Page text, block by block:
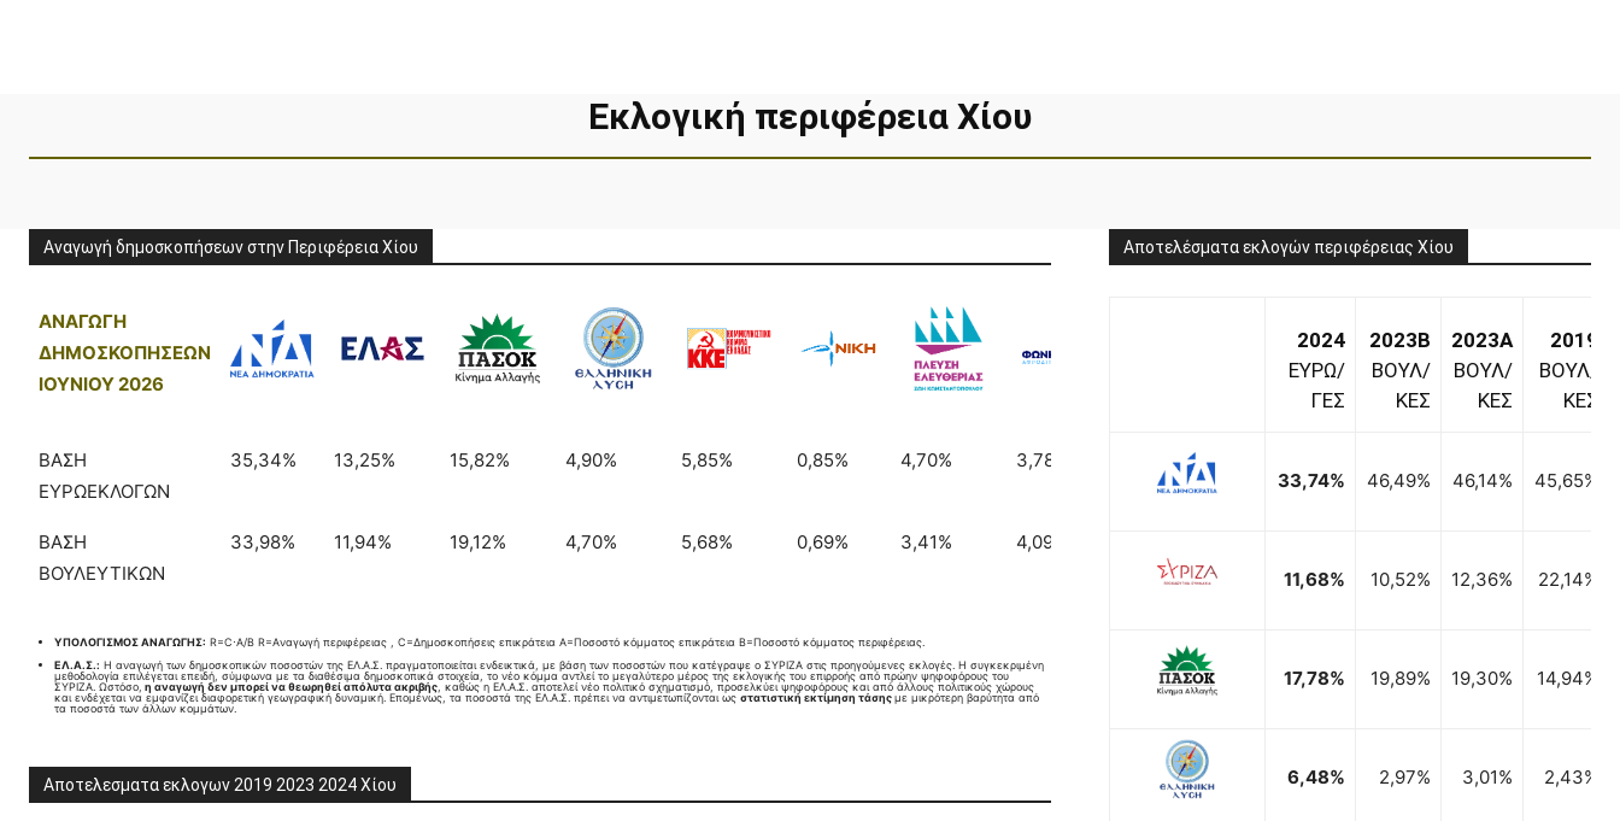
Εκλογική περιφέρεια Χίου
Αναγωγή δημοσκοπήσεων στην Περιφέρεια Χίου
ΑΝΑΓΩΓΗ
ΔΗΜΟΣΚΟΠΗΣΕΩΝ
ΙΟΥΝΙΟΥ 2026
ΒΑΣΗ
ΕΥΡΩΕΚΛΟΓΩΝ
35,34% 13,25% 15,82% 4,90% 5,85% 0,85% 4,70% 3,78% 2,07%
ΒΑΣΗ
ΒΟΥΛΕΥΤΙΚΩΝ
33,98% 11,94% 19,12% 4,70% 5,68% 0,69% 3,41% 4,09%
ΥΠΟΛΟΓΙΣΜΟΣ ΑΝΑΓΩΓΗΣ: R=C⋅A/B​ R=Aναγωγή περιφέρειας , C=Δημοσκοπήσεις επικράτεια A=Ποσοστό κόμματος επικράτεια B=Ποσοστό κόμματος περιφέρειας.
ΕΛ.Α.Σ.: Η αναγωγή των δημοσκοπικών ποσοστών της ΕΛ.Α.Σ. πραγματοποιείται ενδεικτικά, με βάση των ποσοστών που κατέγραψε ο ΣΥΡΙΖΑ στις προηγούμενες εκλογές. Η συγκεκριμένη
μεθοδολογία επιλέγεται επειδή, σύμφωνα με τα διαθέσιμα δημοσκοπικά στοιχεία, το νέο κόμμα αντλεί το μεγαλύτερο μέρος της εκλογικής του επιρροής από πρώην ψηφοφόρους του
ΣΥΡΙΖΑ. Ωστόσο, η αναγωγή δεν μπορεί να θεωρηθεί απόλυτα ακριβής , καθώς η ΕΛ.Α.Σ. αποτελεί νέο πολιτικό σχηματισμό, προσελκύει ψηφοφόρους και από άλλους πολιτικούς χώρους
και ενδέχεται να εμφανίζει διαφορετική γεωγραφική δυναμική. Επομένως, τα ποσοστά της ΕΛ.Α.Σ. πρέπει να αντιμετωπίζονται ως στατιστική εκτίμηση τάσηςμε μικρότερη βαρύτητα από
τα ποσοστά των άλλων κομμάτων.
Αποτελεσματα εκλογων 2019 2023 2024 Χίου
Αποτελέσματα εκλογών περιφέρειας Χίου
2024
ΕΥΡΩ/
ΓΕΣ
2023B
ΒΟΥΛ/
ΚΕΣ
2023A
ΒΟΥΛ/
ΚΕΣ
2019
ΒΟΥΛ/
ΚΕΣ
33,74% 46,49% 46,14% 45,65%
11,68% 10,52% 12,36% 22,14%
17,78% 19,89% 19,30% 14,94%
6,48% 2,97% 3,01% 2,43%